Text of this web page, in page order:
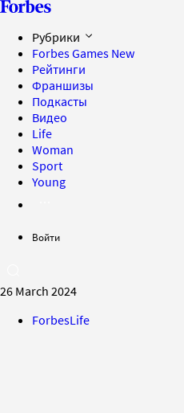
Рубрики
Forbes Games New
Рейтинги
Франшизы
Подкасты
Видео
Life
Woman
Sport
Young
Войти
26 March 2024
ForbesLife